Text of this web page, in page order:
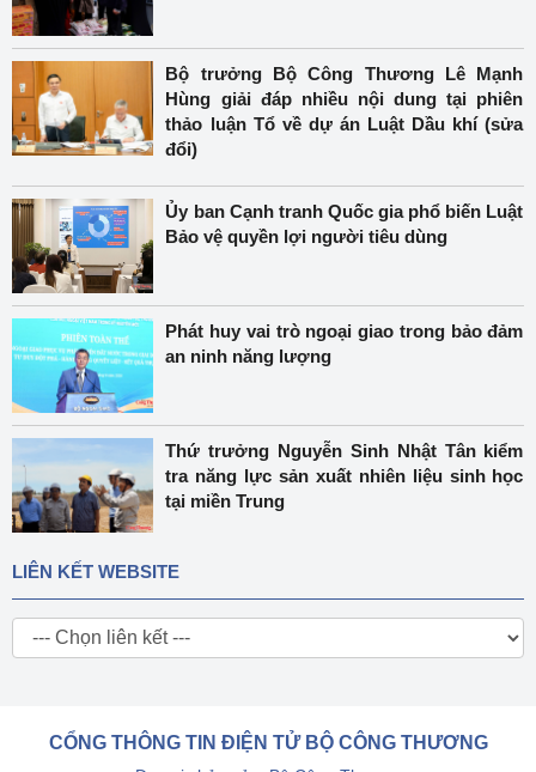
Bộ trưởng Bộ Công Thương Lê Mạnh
Hùng giải đáp nhiều nội dung tại phiên
thảo luận Tổ về dự án Luật Dầu khí (sửa
đổi)
Ủy ban Cạnh tranh Quốc gia phổ biến Luật
Bảo vệ quyền lợi người tiêu dùng
Phát huy vai trò ngoại giao trong bảo đảm
an ninh năng lượng
Thứ trưởng Nguyễn Sinh Nhật Tân kiểm
tra năng lực sản xuất nhiên liệu sinh học
tại miền Trung
LIÊN KẾT WEBSITE
CỔNG THÔNG TIN ĐIỆN TỬ BỘ CÔNG THƯƠNG